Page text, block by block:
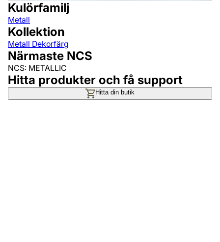
Kulörfamilj
Metall
Kollektion
Metall Dekorfärg
Närmaste NCS
NCS: METALLIC
Hitta produkter och få support
Hitta din butik